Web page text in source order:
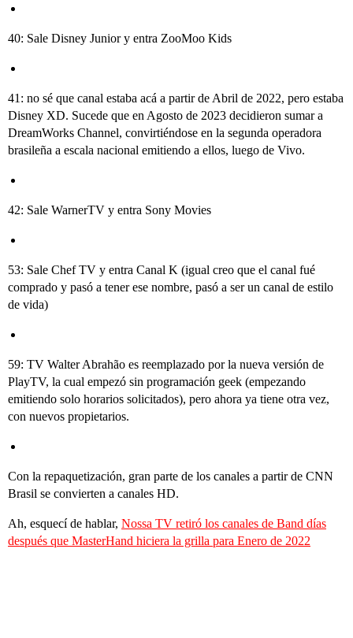
40: Sale Disney Junior y entra ZooMoo Kids
41: no sé que canal estaba acá a partir de Abril de 2022, pero estaba
Disney XD. Sucede que en Agosto de 2023 decidieron sumar a
DreamWorks Channel, convirtiéndose en la segunda operadora
brasileña a escala nacional emitiendo a ellos, luego de Vivo.
42: Sale WarnerTV y entra Sony Movies
53: Sale Chef TV y entra Canal K (igual creo que el canal fué
comprado y pasó a tener ese nombre, pasó a ser un canal de estilo
de vida)
59: TV Walter Abrahão es reemplazado por la nueva versión de
PlayTV, la cual empezó sin programación geek (empezando
emitiendo solo horarios solicitados), pero ahora ya tiene otra vez,
con nuevos propietarios.
Con la repaquetización, gran parte de los canales a partir de CNN
Brasil se convierten a canales HD.
Ah, esquecí de hablar, Nossa TV retiró los canales de Band días
después que MasterHand hiciera la grilla para Enero de 2022